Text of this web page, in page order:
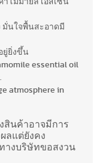
โมมายล์ เอสเซน
มั่นใจพื้นสะอาดมี
ยู่ยิ่งขึ้น
essential oil
atmosphere in
สินค้าอาจมีการ
ลแต่ยังคง
างบริษัทขอสงวน